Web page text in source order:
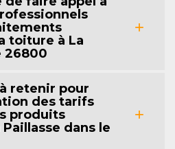
toiture à La
26800
retenir pour
des tarifs
produits
dans le